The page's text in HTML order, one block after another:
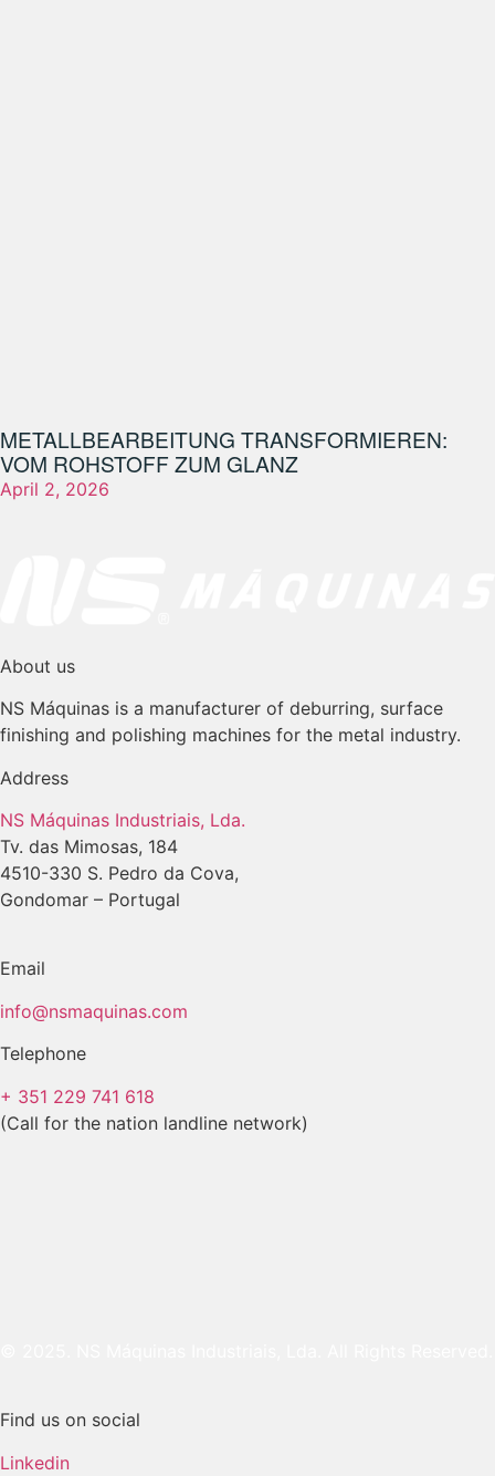
METALLBEARBEITUNG TRANSFORMIEREN:
VOM ROHSTOFF ZUM GLANZ
April 2, 2026
About us
NS Máquinas is a manufacturer of deburring, surface
finishing and polishing machines for the metal industry.
Address
NS Máquinas Industriais, Lda.
Tv. das Mimosas, 184
4510-330 S. Pedro da Cova,
Gondomar – Portugal
Email
info@nsmaquinas.com
Telephone
+ 351 229 741 618
(Call for the nation landline network)
Find us on social
Linkedin